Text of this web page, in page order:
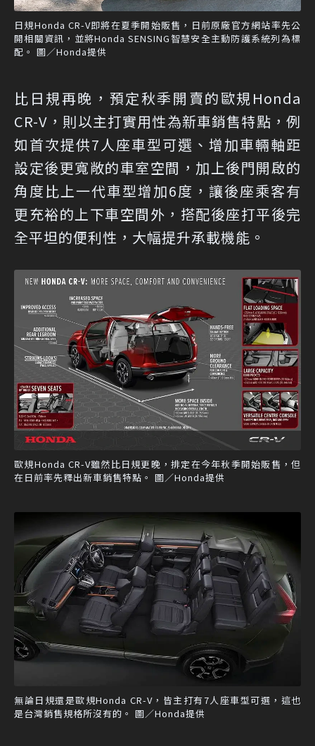
日規Honda CR-V即將在夏季開始販售，日前原廠官方網站率先公
開相關資訊，並將Honda SENSING智慧安全主動防護系統列為標
配。 圖／Honda提供
比日規再晚，預定秋季開賣的歐規Honda
CR-V，則以主打實用性為新車銷售特點，例
如首次提供7人座車型可選、增加車輛軸距
設定後更寬敞的車室空間，加上後門開啟的
角度比上一代車型增加6度，讓後座乘客有
更充裕的上下車空間外，搭配後座打平後完
全平坦的便利性，大幅提升承載機能。
歐規Honda CR-V雖然比日規更晚，排定在今年秋季開始販售，但
在日前率先釋出新車銷售特點。 圖／Honda提供
無論日規還是歐規Honda CR-V，皆主打有7人座車型可選，這也
是台灣銷售規格所沒有的。 圖／Honda提供